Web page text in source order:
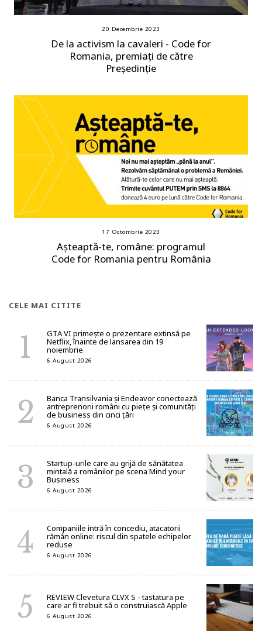
20 Decembrie 2023
De la activism la cavaleri - Code for
Romania, premiați de către
Președinție
17 Octombrie 2023
Așteaptă-te, române: programul
Code for Romania pentru România
CELE MAI CITITE
GTA VI primește o prezentare extinsă pe
Netflix, înainte de lansarea din 19
noiembrie
6 August 2026
Banca Transilvania și Endeavor conectează
antreprenorii români cu piețe și comunități
de business din cinci țări
6 August 2026
Startup-urile care au grijă de sănătatea
mintală a românilor pe scena Mind your
Business
6 August 2026
Companiile intră în concediu, atacatorii
rămân online: riscul din spatele echipelor
reduse
6 August 2026
REVIEW Clevetura CLVX S - tastatura pe
care ar fi trebuit să o construiască Apple
6 August 2026